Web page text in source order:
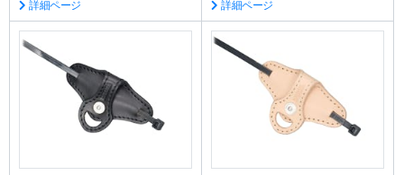
詳細ページ 詳細ページ